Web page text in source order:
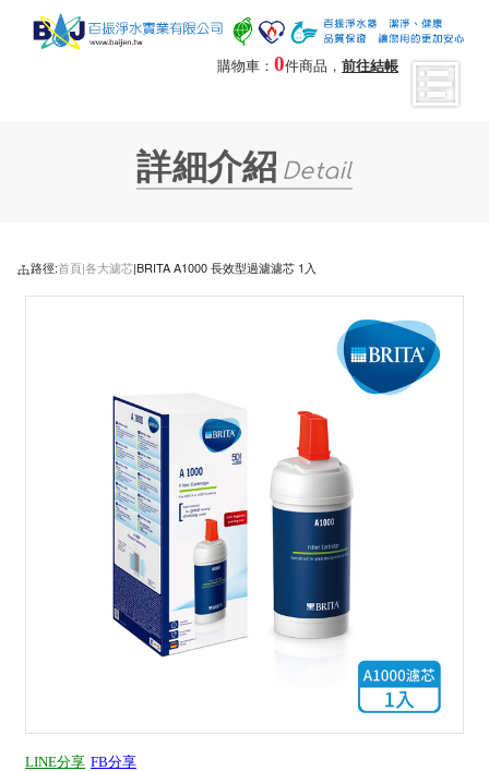
購物車： 0件商品， 前往結帳
詳細介紹 Detail
路徑:首頁|各大濾芯|BRITA A1000 長效型過濾濾芯 1入
LINE分享 FB分享